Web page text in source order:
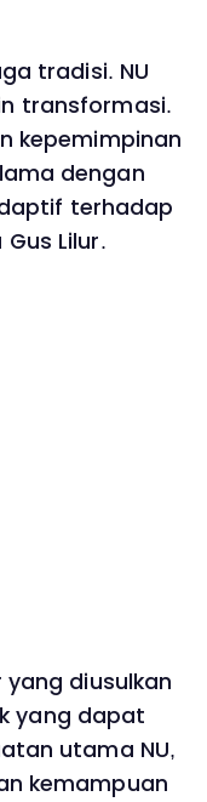
tradisi. NU
transformasi.
kepemimpinan
dengan
terhadap
Lilur.
diusulkan
yang dapat
utama NU,
kemampuan